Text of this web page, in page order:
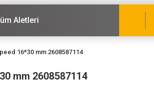
Aletleri
16*30 mm 2608587114
mm 2608587114